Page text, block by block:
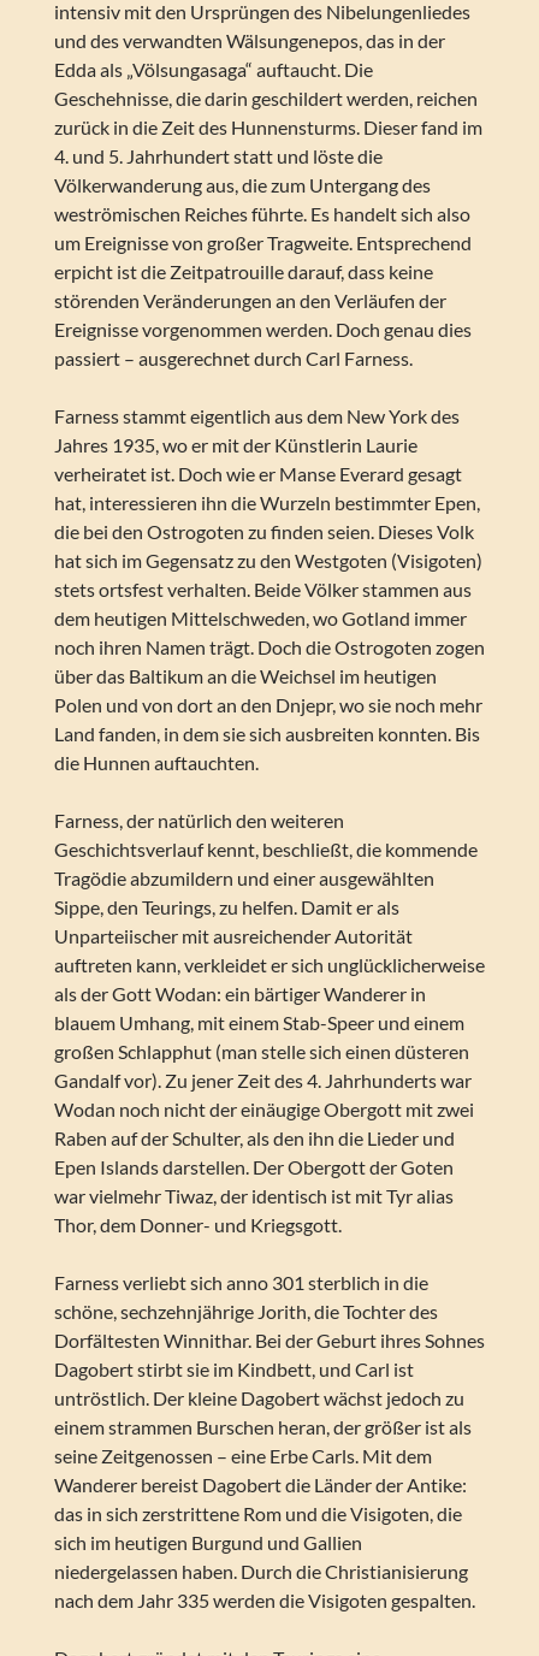
intensiv mit den Ursprüngen des Nibelungenliedes
und des verwandten Wälsungenepos, das in der
Edda als „Völsungasaga“ auftaucht. Die
Geschehnisse, die darin geschildert werden, reichen
zurück in die Zeit des Hunnensturms. Dieser fand im
4. und 5. Jahrhundert statt und löste die
Völkerwanderung aus, die zum Untergang des
weströmischen Reiches führte. Es handelt sich also
um Ereignisse von großer Tragweite. Entsprechend
erpicht ist die Zeitpatrouille darauf, dass keine
störenden Veränderungen an den Verläufen der
Ereignisse vorgenommen werden. Doch genau dies
passiert – ausgerechnet durch Carl Farness.
Farness stammt eigentlich aus dem New York des
Jahres 1935, wo er mit der Künstlerin Laurie
verheiratet ist. Doch wie er Manse Everard gesagt
hat, interessieren ihn die Wurzeln bestimmter Epen,
die bei den Ostrogoten zu finden seien. Dieses Volk
hat sich im Gegensatz zu den Westgoten (Visigoten)
stets ortsfest verhalten. Beide Völker stammen aus
dem heutigen Mittelschweden, wo Gotland immer
noch ihren Namen trägt. Doch die Ostrogoten zogen
über das Baltikum an die Weichsel im heutigen
Polen und von dort an den Dnjepr, wo sie noch mehr
Land fanden, in dem sie sich ausbreiten konnten. Bis
die Hunnen auftauchten.
Farness, der natürlich den weiteren
Geschichtsverlauf kennt, beschließt, die kommende
Tragödie abzumildern und einer ausgewählten
Sippe, den Teurings, zu helfen. Damit er als
Unparteiischer mit ausreichender Autorität
auftreten kann, verkleidet er sich unglücklicherweise
als der Gott Wodan: ein bärtiger Wanderer in
blauem Umhang, mit einem Stab-Speer und einem
großen Schlapphut (man stelle sich einen düsteren
Gandalf vor). Zu jener Zeit des 4. Jahrhunderts war
Wodan noch nicht der einäugige Obergott mit zwei
Raben auf der Schulter, als den ihn die Lieder und
Epen Islands darstellen. Der Obergott der Goten
war vielmehr Tiwaz, der identisch ist mit Tyr alias
Thor, dem Donner- und Kriegsgott.
Farness verliebt sich anno 301 sterblich in die
schöne, sechzehnjährige Jorith, die Tochter des
Dorfältesten Winnithar. Bei der Geburt ihres Sohnes
Dagobert stirbt sie im Kindbett, und Carl ist
untröstlich. Der kleine Dagobert wächst jedoch zu
einem strammen Burschen heran, der größer ist als
seine Zeitgenossen – eine Erbe Carls. Mit dem
Wanderer bereist Dagobert die Länder der Antike:
das in sich zerstrittene Rom und die Visigoten, die
sich im heutigen Burgund und Gallien
niedergelassen haben. Durch die Christianisierung
nach dem Jahr 335 werden die Visigoten gespalten.